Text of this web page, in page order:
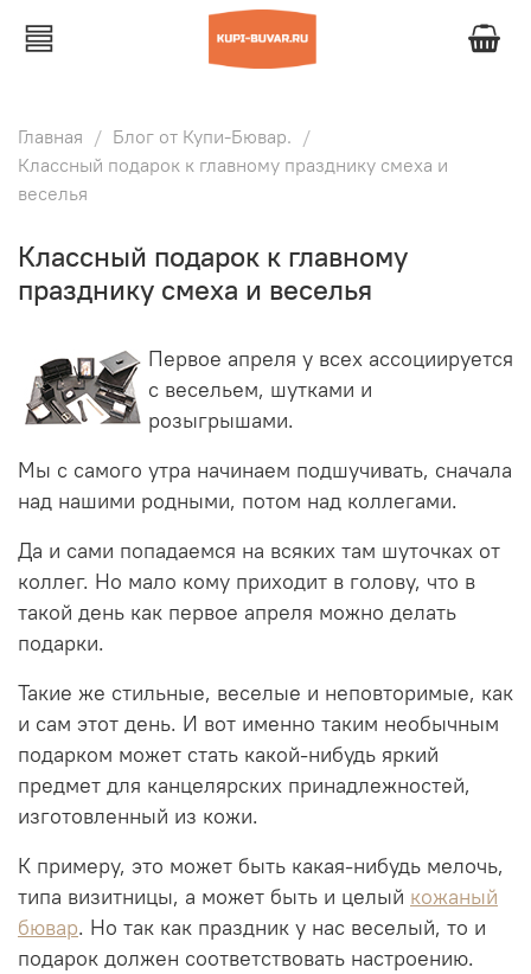
Главная
Блог от Купи-Бювар.
Классный подарок к главному празднику смеха и
веселья
Классный подарок к главному
празднику смеха и веселья
Первое апреля у всех ассоциируется
с весельем, шутками и
розыгрышами.
Мы с самого утра начинаем подшучивать, сначала
над нашими родными, потом над коллегами.
Да и сами попадаемся на всяких там шуточках от
коллег. Но мало кому приходит в голову, что в
такой день как первое апреля можно делать
подарки.
Такие же стильные, веселые и неповторимые, как
и сам этот день. И вот именно таким необычным
подарком может стать какой-нибудь яркий
предмет для канцелярских принадлежностей,
изготовленный из кожи.
К примеру, это может быть какая-нибудь мелочь,
типа визитницы, а может быть и целый кожаный
бювар. Но так как праздник у нас веселый, то и
подарок должен соответствовать настроению.